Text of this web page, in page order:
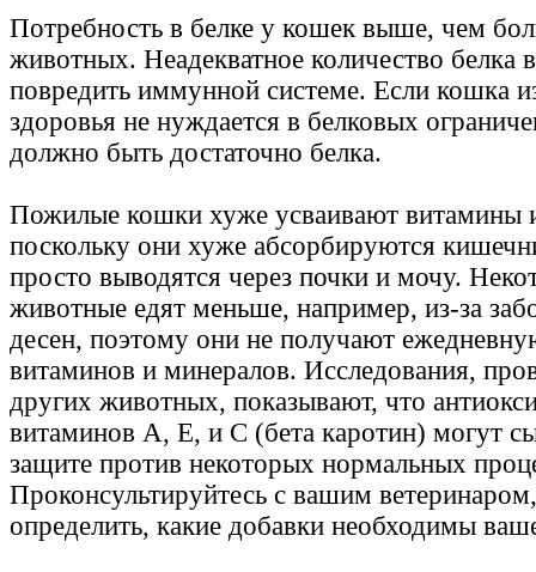
Потребность в белке у кошек выше, чем
животных. Неадекватное количество белка
повредить иммунной системе. Если кошка
здоровья не нуждается в белковых
должно быть достаточно белка.
Пожилые кошки хуже усваивают витамины
поскольку они хуже абсорбируются
просто выводятся через почки и мочу.
животные едят меньше, например, из-за
десен, поэтому они не получают
витаминов и минералов. Исследования,
других животных, показывают, что
витаминов A, E, и C (бета каротин) могут
защите против некоторых нормальных
Проконсультируйтесь с вашим
определить, какие добавки необходимы